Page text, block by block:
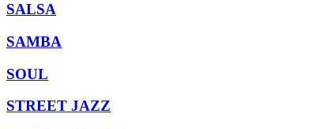
SALSA
SAMBA
SOUL
STREET JAZZ